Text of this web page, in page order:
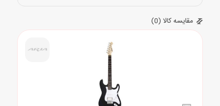
مقایسه کالا (0)